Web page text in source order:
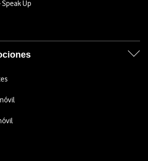
Up